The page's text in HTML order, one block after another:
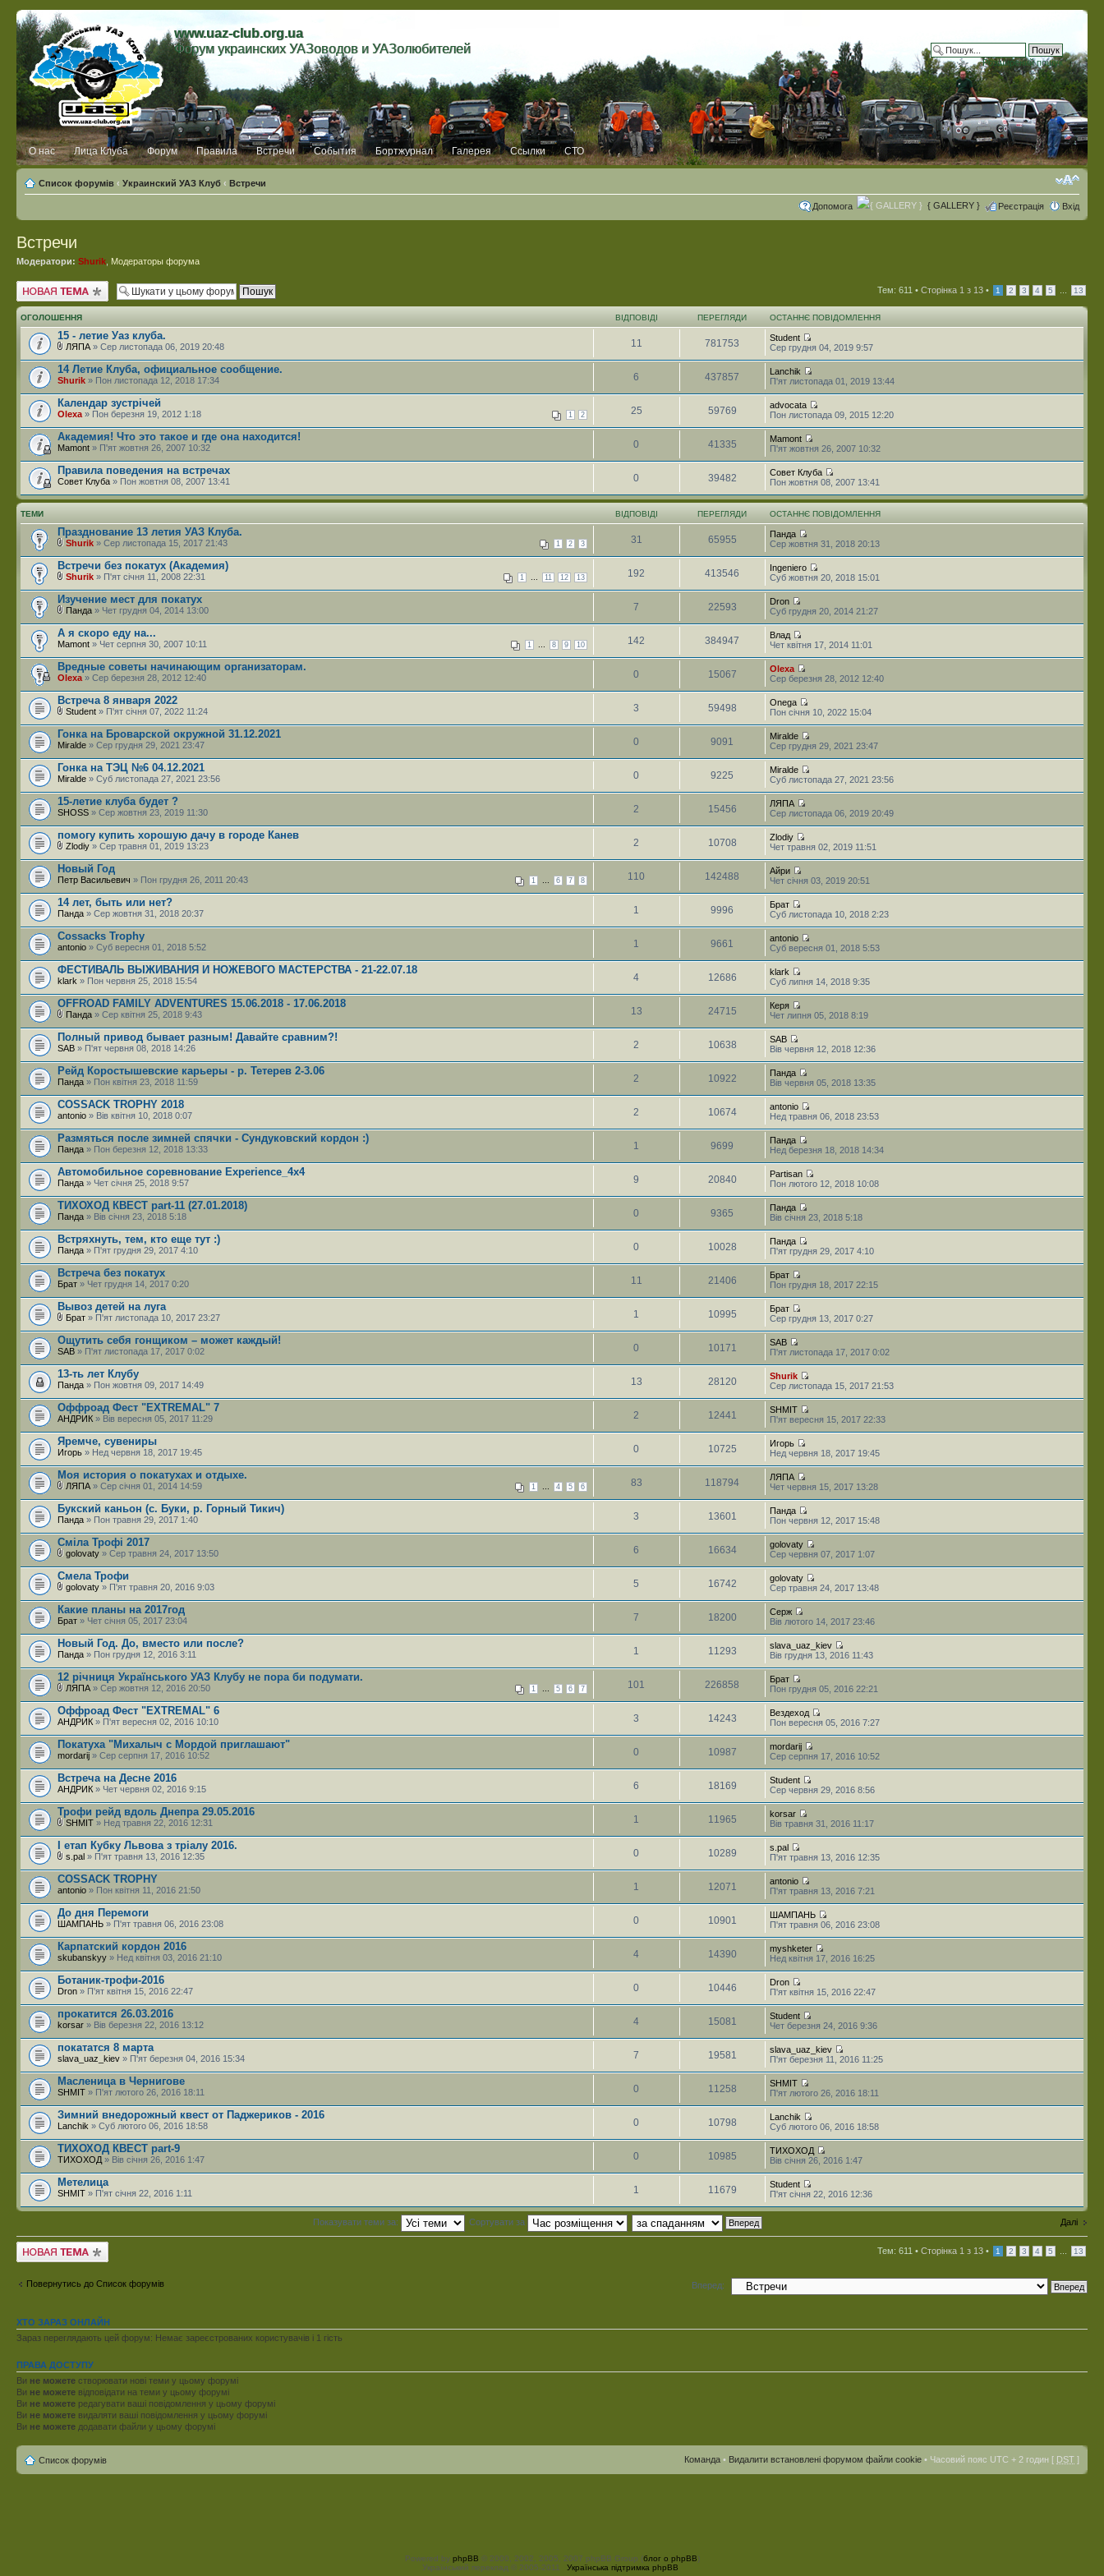
www.uaz-club.org.ua
Форум украинских УАЗоводов и УАЗолюбителей
Розширений пошук
О нас Лица Клуба Форум Правила Встречи События Бортжурнал Галерея Ссылки СТО
Список форумів ‹ Украинский УАЗ Клуб ‹ Встречи
Допомога { GALLERY } Реєстрація Вхід
Встречи
Модератори: Shurik Модераторы форума
Створити нову тему Тем: 611 • Сторінка 1 з 13 • 1 2 3 4 5 13
ОГОЛОШЕННЯ ВІДПОВІДІ ПЕРЕГЛЯДИ ОСТАННЄ ПОВІДОМЛЕННЯ
15 - летие Уаз клуба.
ЛЯПА » Сер листопада 06, 2019 20:48 11 781753
Student
Сер грудня 04, 2019 9:57
14 Летие Клуба, официальное сообщение.
Shurik » Пон листопада 12, 2018 17:34 6 437857
Lanchik
П'ят листопада 01, 2019 13:44
Календар зустрічей
1 2
Olexa » Пон березня 19, 2012 1:18 25 59769
advocata
Пон листопада 09, 2015 12:20
Академия! Что это такое и где она находится!
Mamont » П'ят жовтня 26, 2007 10:32 0 41335
Mamont
П'ят жовтня 26, 2007 10:32
Правила поведения на встречах
Совет Клуба » Пон жовтня 08, 2007 13:41 0 39482
Совет Клуба
Пон жовтня 08, 2007 13:41
ТЕМИ ВІДПОВІДІ ПЕРЕГЛЯДИ ОСТАННЄ ПОВІДОМЛЕННЯ
Празднование 13 летия УАЗ Клуба.
1 2 3
Shurik » Сер листопада 15, 2017 21:43 31 65955
Панда
Сер жовтня 31, 2018 20:13
Встречи без покатух (Академия)
1 11 12 13
Shurik » П'ят січня 11, 2008 22:31 192 413546
Ingeniero
Суб жовтня 20, 2018 15:01
Изучение мест для покатух
Панда » Чет грудня 04, 2014 13:00 7 22593
Dron
Суб грудня 20, 2014 21:27
А я скоро еду на...
1 8 9 10
Mamont » Чет серпня 30, 2007 10:11 142 384947
Влад
Чет квітня 17, 2014 11:01
Вредные советы начинающим организаторам.
Olexa » Сер березня 28, 2012 12:40 0 15067
Olexa
Сер березня 28, 2012 12:40
Встреча 8 января 2022
Student » П'ят січня 07, 2022 11:24 3 59498
Onega
Пон січня 10, 2022 15:04
Гонка на Броварской окружной 31.12.2021
Miralde » Сер грудня 29, 2021 23:47 0 9091
Miralde
Сер грудня 29, 2021 23:47
Гонка на ТЭЦ №6 04.12.2021
Miralde » Суб листопада 27, 2021 23:56 0 9225
Miralde
Суб листопада 27, 2021 23:56
15-летие клуба будет ?
SHOSS » Сер жовтня 23, 2019 11:30 2 15456
ЛЯПА
Сер листопада 06, 2019 20:49
помогу купить хорошую дачу в городе Канев
Zlodiy » Сер травня 01, 2019 13:23 2 10708
Zlodiy
Чет травня 02, 2019 11:51
Новый Год
1 6 7 8
Петр Васильевич » Пон грудня 26, 2011 20:43 110 142488
Айри
Чет січня 03, 2019 20:51
14 лет, быть или нет?
Панда » Сер жовтня 31, 2018 20:37 1 9996
Брат
Суб листопада 10, 2018 2:23
Сossacks Trophy
antonio » Суб вересня 01, 2018 5:52 1 9661
antonio
Суб вересня 01, 2018 5:53
ФЕСТИВАЛЬ ВЫЖИВАНИЯ И НОЖЕВОГО МАСТЕРСТВА - 21-22.07.18
klark » Пон червня 25, 2018 15:54 4 12686
klark
Суб липня 14, 2018 9:35
OFFROAD FAMILY ADVENTURES 15.06.2018 - 17.06.2018
Панда » Сер квітня 25, 2018 9:43 13 24715
Керя
Чет липня 05, 2018 8:19
Полный привод бывает разным! Давайте сравним?!
SAB » П'ят червня 08, 2018 14:26 2 10638
SAB
Вів червня 12, 2018 12:36
Рейд Коростышевские карьеры - р. Тетерев 2-3.06
Панда » Пон квітня 23, 2018 11:59 2 10922
Панда
Вів червня 05, 2018 13:35
COSSACK TROPHY 2018
antonio » Вів квітня 10, 2018 0:07 2 10674
antonio
Нед травня 06, 2018 23:53
Размяться после зимней спячки - Сундуковский кордон :)
Панда » Пон березня 12, 2018 13:33 1 9699
Панда
Нед березня 18, 2018 14:34
Автомобильное соревнование Experience_4x4
Панда » Чет січня 25, 2018 9:57 9 20840
Partisan
Пон лютого 12, 2018 10:08
ТИХОХОД КВЕСТ part-11 (27.01.2018)
Панда » Вів січня 23, 2018 5:18 0 9365
Панда
Вів січня 23, 2018 5:18
Встряхнуть, тем, кто еще тут :)
Панда » П'ят грудня 29, 2017 4:10 0 10028
Панда
П'ят грудня 29, 2017 4:10
Встреча без покатух
Брат » Чет грудня 14, 2017 0:20 11 21406
Брат
Пон грудня 18, 2017 22:15
Вывоз детей на луга
Брат » П'ят листопада 10, 2017 23:27 1 10995
Брат
Сер грудня 13, 2017 0:27
Ощутить себя гонщиком – может каждый!
SAB » П'ят листопада 17, 2017 0:02 0 10171
SAB
П'ят листопада 17, 2017 0:02
13-ть лет Клубу
Панда » Пон жовтня 09, 2017 14:49 13 28120
Shurik
Сер листопада 15, 2017 21:53
Оффроад Фест "EXTREMAL" 7
АНДРИК » Вів вересня 05, 2017 11:29 2 12441
SHMIT
П'ят вересня 15, 2017 22:33
Яремче, сувениры
Игорь » Нед червня 18, 2017 19:45 0 10725
Игорь
Нед червня 18, 2017 19:45
Моя история о покатухах и отдыхе.
1 4 5 6
ЛЯПА » Сер січня 01, 2014 14:59 83 118794
ЛЯПА
Чет червня 15, 2017 13:28
Букский каньон (с. Буки, р. Горный Тикич)
Панда » Пон травня 29, 2017 1:40 3 13601
Панда
Пон червня 12, 2017 15:48
Сміла Трофі 2017
golovaty » Сер травня 24, 2017 13:50 6 16634
golovaty
Сер червня 07, 2017 1:07
Смела Трофи
golovaty » П'ят травня 20, 2016 9:03 5 16742
golovaty
Сер травня 24, 2017 13:48
Какие планы на 2017год
Брат » Чет січня 05, 2017 23:04 7 18200
Серж
Вів лютого 14, 2017 23:46
Новый Год. До, вместо или после?
Панда » Пон грудня 12, 2016 3:11 1 11293
slava_uaz_kiev
Вів грудня 13, 2016 11:43
12 річниця Українського УАЗ Клубу не пора би подумати.
1 5 6 7
ЛЯПА » Сер жовтня 12, 2016 20:50 101 226858
Брат
Пон грудня 05, 2016 22:21
Оффроад Фест "EXTREMAL" 6
АНДРИК » П'ят вересня 02, 2016 10:10 3 14243
Вездеход
Пон вересня 05, 2016 7:27
Покатуха "Михалыч с Мордой приглашают"
mordarij » Сер серпня 17, 2016 10:52 0 10987
mordarij
Сер серпня 17, 2016 10:52
Встреча на Десне 2016
АНДРИК » Чет червня 02, 2016 9:15 6 18169
Student
Сер червня 29, 2016 8:56
Трофи рейд вдоль Днепра 29.05.2016
SHMIT » Нед травня 22, 2016 12:31 1 11965
korsar
Вів травня 31, 2016 11:17
I етап Кубку Львова з тріалу 2016.
s.pal » П'ят травня 13, 2016 12:35 0 10289
s.pal
П'ят травня 13, 2016 12:35
COSSACK TROPHY
antonio » Пон квітня 11, 2016 21:50 1 12071
antonio
П'ят травня 13, 2016 7:21
До дня Перемоги
ШАМПАНЬ » П'ят травня 06, 2016 23:08 0 10901
ШАМПАНЬ
П'ят травня 06, 2016 23:08
Карпатский кордон 2016
skubanskyy » Нед квітня 03, 2016 21:10 4 14390
myshketer
Нед квітня 17, 2016 16:25
Ботаник-трофи-2016
Dron » П'ят квітня 15, 2016 22:47 0 10446
Dron
П'ят квітня 15, 2016 22:47
прокатится 26.03.2016
korsar » Вів березня 22, 2016 13:12 4 15081
Student
Чет березня 24, 2016 9:36
покататся 8 марта
slava_uaz_kiev » П'ят березня 04, 2016 15:34 7 19581
slava_uaz_kiev
П'ят березня 11, 2016 11:25
Масленица в Чернигове
SHMIT » П'ят лютого 26, 2016 18:11 0 11258
SHMIT
П'ят лютого 26, 2016 18:11
Зимний внедорожный квест от Паджериков - 2016
Lanchik » Суб лютого 06, 2016 18:58 0 10798
Lanchik
Суб лютого 06, 2016 18:58
ТИХОХОД КВЕСТ part-9
ТИХОХОД » Вів січня 26, 2016 1:47 0 10985
ТИХОХОД
Вів січня 26, 2016 1:47
Метелица
SHMIT » П'ят січня 22, 2016 1:11 1 11679
Student
П'ят січня 22, 2016 12:36
Далі
Показувати теми за: Сортувати за
Створити нову тему Тем: 611 • Сторінка 1 з 13 • 1 2 3 4 5 13
Повернутись до Список форумів Вперед:
ХТО ЗАРАЗ ОНЛАЙН
Зараз переглядають цей форум: Немає зареєстрованих користувачів і 1 гість
ПРАВА ДОСТУПУ
Ви не можете створювати нові теми у цьому форумі
Ви не можете відповідати на теми у цьому форумі
Ви не можете редагувати ваші повідомлення у цьому форумі
Ви не можете видаляти ваші повідомлення у цьому форумі
Ви не можете додавати файли у цьому форумі
Список форумів Команда • Видалити встановлені форумом файли cookie • Часовий пояс UTC + 2 годин [ DST ]
Powered by phpBB © 2000, 2002, 2005, 2007 phpBB Group (блог о phpBB)
Український переклад © 2005-2011
Українська підтримка phpBB